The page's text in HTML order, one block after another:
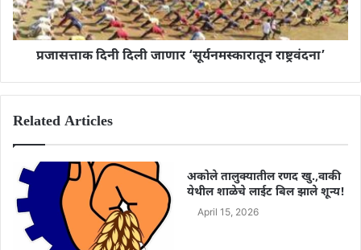
प्रजासत्ताक दिनी दिली जाणार ‘सूर्यनमस्कारातून राष्ट्रवंदना’
Related Articles
अकोले तालुक्यातील रणद खु.,वाकी
येथील शाळेचे लाईट बिल झाले शून्य!
April 15, 2026